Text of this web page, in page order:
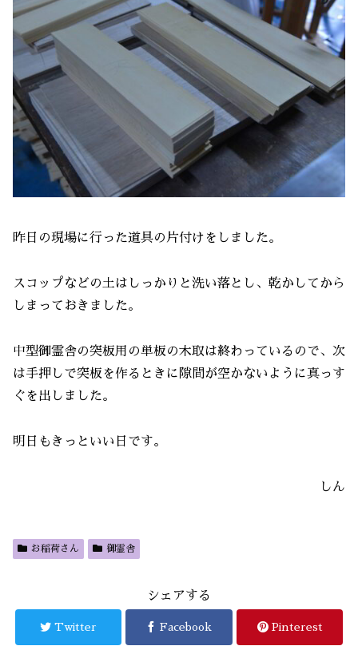
昨日の現場に行った道具の片付けをしました。
スコップなどの土はしっかりと洗い落とし、乾かしてから
しまっておきました。
中型御霊舎の突板用の単板の木取は終わっているので、次
は手押しで突板を作るときに隙間が空かないように真っす
ぐを出しました。
明日もきっといい日です。
しん
お稲荷さん 御霊舎
シェアする
Twitter Facebook Pinterest